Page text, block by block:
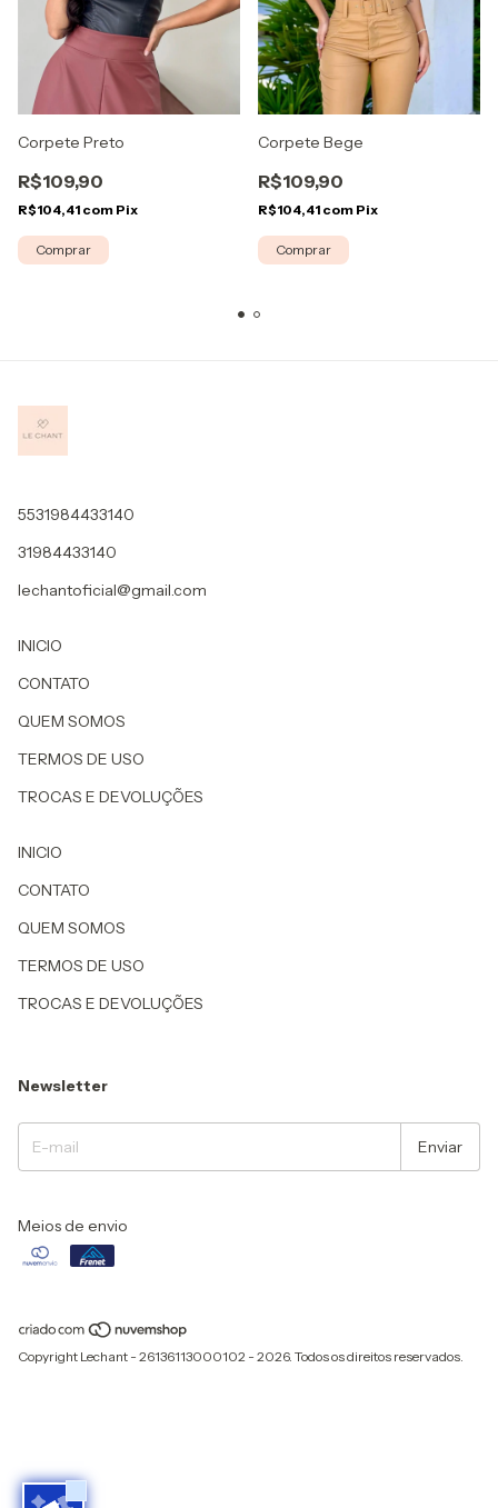
Corpete Preto
R$109,90
R$104,41 com Pix
Comprar
Corpete Bege
R$109,90
R$104,41 com Pix
Comprar
5531984433140
31984433140
lechantoficial@gmail.com
INICIO
CONTATO
QUEM SOMOS
TERMOS DE USO
TROCAS E DEVOLUÇÕES
INICIO
CONTATO
QUEM SOMOS
TERMOS DE USO
TROCAS E DEVOLUÇÕES
Newsletter
Meios de envio
Copyright Lechant - 26136113000102 - 2026. Todos os direitos reservados.